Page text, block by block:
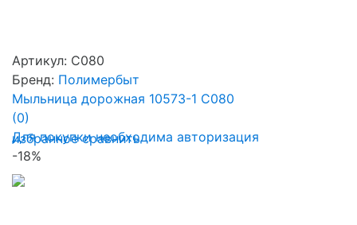
избранное сравнить
Артикул: С080
Бренд: Полимербыт
Мыльница дорожная 10573-1 С080
(0)
Для покупки необходима авторизация
-18%